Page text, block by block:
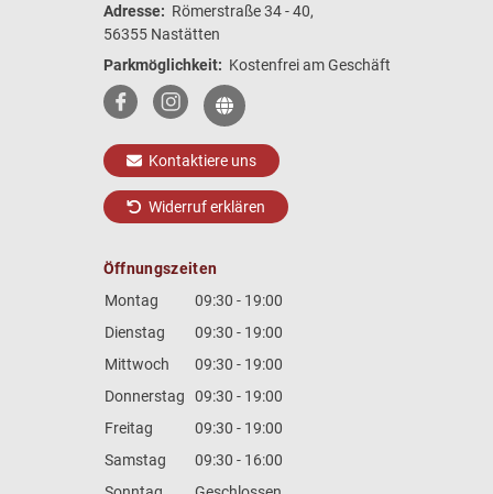
Adresse: Römerstraße 34 - 40,
56355 Nastätten
Parkmöglichkeit: Kostenfrei am Geschäft
Kontaktiere uns
Widerruf erklären
Öffnungszeiten
Montag
09:30 - 19:00
Dienstag
09:30 - 19:00
Mittwoch
09:30 - 19:00
Donnerstag
09:30 - 19:00
Freitag
09:30 - 19:00
Samstag
09:30 - 16:00